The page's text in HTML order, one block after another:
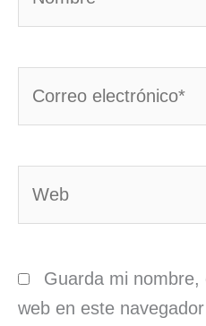
Guarda mi
web en este